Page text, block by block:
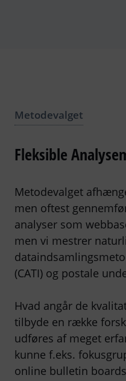
Metodevalget
Fleksible
Metodevalget
men oftest
analyser som
men vi mestrer
(CATI) og postale
Hvad angår de
tilbyde en række
udføres af meget
kunne f.eks.
online bulletin